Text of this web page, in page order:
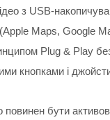
з USB-
Maps, Google
Plug & Play
кнопками і
бути